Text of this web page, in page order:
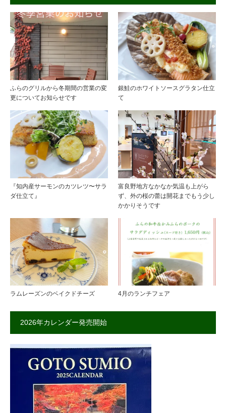
ふらのグリルから冬期間の営業の変
更についてお知らせです
銀鮭のホワイトソースグラタン仕立
て
『知内産サーモンのカツレツ〜サラ
ダ仕立て』
富良野地方なかなか気温も上がら
ず、外の桜の蕾は開花までもう少し
かかりそうです
ラムレーズンのベイクドチーズ 4月のランチフェア
2026年カレンダー発売開始